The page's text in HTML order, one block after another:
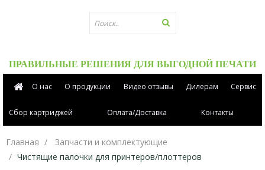
ПРАВИЛЬНЫЕ РЕШЕНИЯ ДЛЯ ВЫГОДНОЙ ПЕЧАТИ
О нас О продукции Видео отзывы Дилерам Сервис
Сбор картриджей Оплата/Доставка Контакты
Главная
Запчасти и комплектующие
Чистящие палочки для принтеров/плоттеров